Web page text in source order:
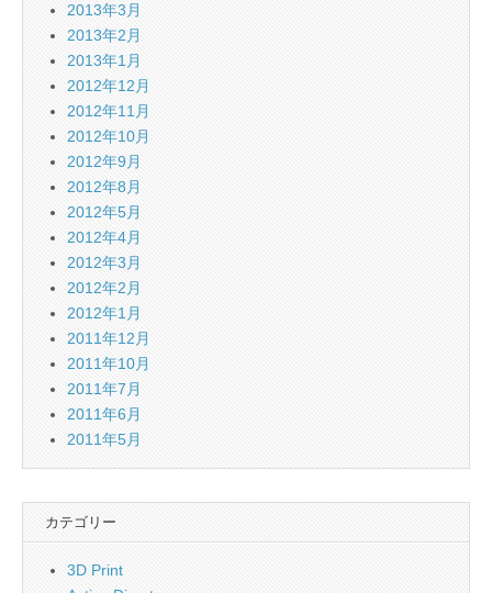
2013年3月
2013年2月
2013年1月
2012年12月
2012年11月
2012年10月
2012年9月
2012年8月
2012年5月
2012年4月
2012年3月
2012年2月
2012年1月
2011年12月
2011年10月
2011年7月
2011年6月
2011年5月
カテゴリー
3D Print